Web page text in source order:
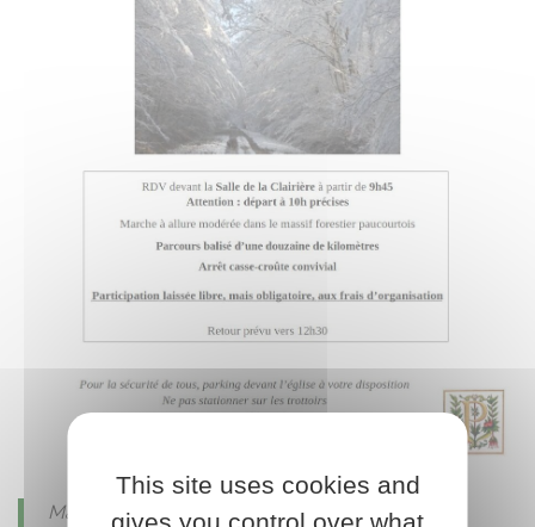
Marche à allure modérée - avec de bonnes
This site uses cookies and